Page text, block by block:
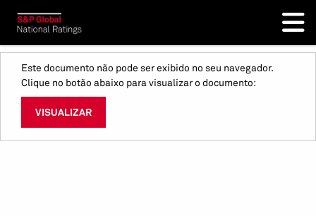
Este documento não pode ser exibido no seu navegador.
Clique no botão abaixo para visualizar o documento:
VISUALIZAR